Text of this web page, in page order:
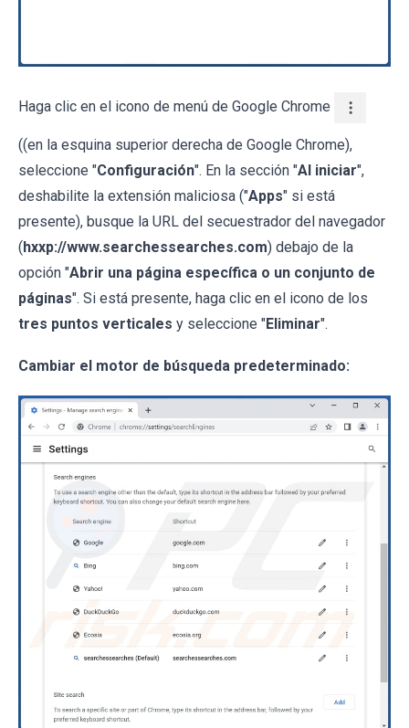
Haga clic en el icono de menú de Google Chrome
((en la esquina superior derecha de Google Chrome),
seleccione "Configuración". En la sección "Al iniciar",
deshabilite la extensión maliciosa ("Apps" si está
presente), busque la URL del secuestrador del navegador
(hxxp://www.searchessearches.com) debajo de la
opción "Abrir una página específica o un conjunto de
páginas". Si está presente, haga clic en el icono de los
tres puntos verticales y seleccione "Eliminar".
Cambiar el motor de búsqueda predeterminado: